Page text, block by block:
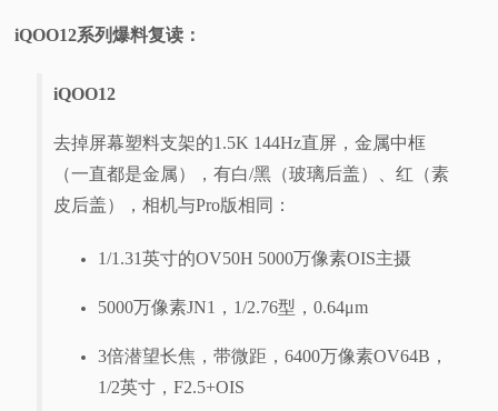
iQOO12系列爆料复读：
iQOO12
去掉屏幕塑料支架的1.5K 144Hz直屏，金属中框
（一直都是金属），有白/黑（玻璃后盖）、红（素
皮后盖），相机与Pro版相同：
1/1.31英寸的OV50H 5000万像素OIS主摄
5000万像素JN1，1/2.76型，0.64μm
3倍潜望长焦，带微距，6400万像素OV64B，
1/2英寸，F2.5+OIS